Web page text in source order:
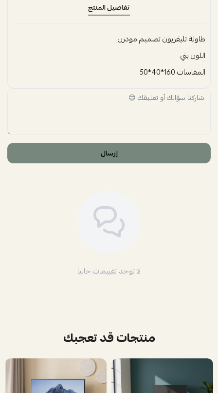
تفاصيل المنتج
طاولة تليفزيون تصميم مودرن
اللون بني
المقاسات 160*40*50
إرسال
لا توجد تقييمات حاليا
منتجات قد تعجبك